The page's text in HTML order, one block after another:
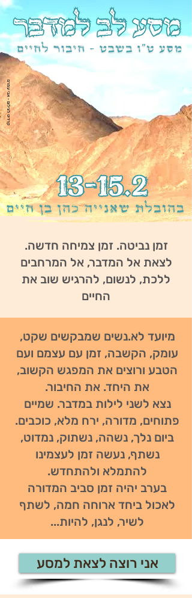
קרדיט לצילום - אבי עמרם
זמן נביטה. זמן צמיחה חדשה.
לצאת אל המדבר, אל המרחבים
ללכת, לנשום, להרגיש שוב את
החיים
מיועד לא.נשים שמבקשים שקט,
עומק, הקשבה, זמן עם עצמם ועם
הטבע ורוצים את המפגש הקשוב,
את היחד. את החיבור.
נצא לשני לילות במדבר. שמיים
פתוחים, מדורה, ירח מלא, כוכבים.
ביום נלך, נשהה, נשתוק, נמדוט,
נשתף, נעשה זמן לעצמינו
להתמלא ולהתחדש.
בערב יהיה זמן סביב המדורה
לאכול ביחד ארוחה חמה, לשתף
לשיר, לנגן, להיות...
אני רוצה לצאת למסע